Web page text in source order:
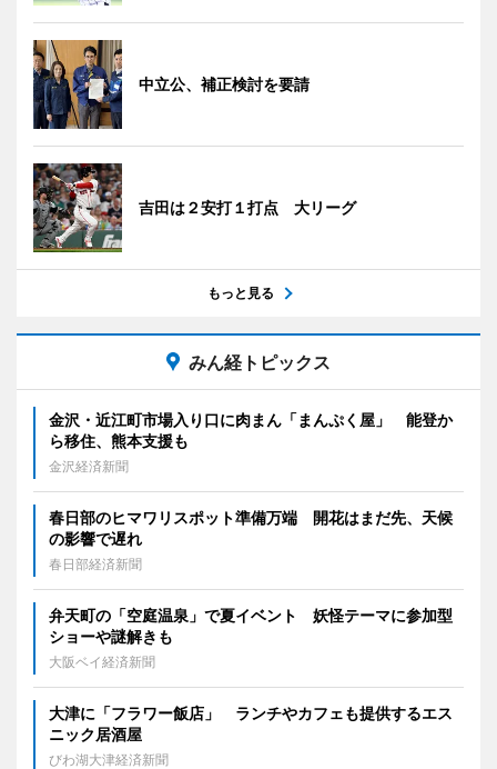
中立公、補正検討を要請
吉田は２安打１打点 大リーグ
もっと見る
みん経トピックス
金沢・近江町市場入り口に肉まん「まんぷく屋」 能登か
ら移住、熊本支援も
金沢経済新聞
春日部のヒマワリスポット準備万端 開花はまだ先、天候
の影響で遅れ
春日部経済新聞
弁天町の「空庭温泉」で夏イベント 妖怪テーマに参加型
ショーや謎解きも
大阪ベイ経済新聞
大津に「フラワー飯店」 ランチやカフェも提供するエス
ニック居酒屋
びわ湖大津経済新聞